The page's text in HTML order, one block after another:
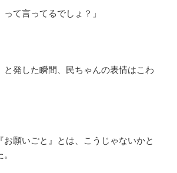
て言ってるでしょ？」
と発した瞬間、民ちゃんの表情はこわ
お願いごと』とは、こうじゃないかと